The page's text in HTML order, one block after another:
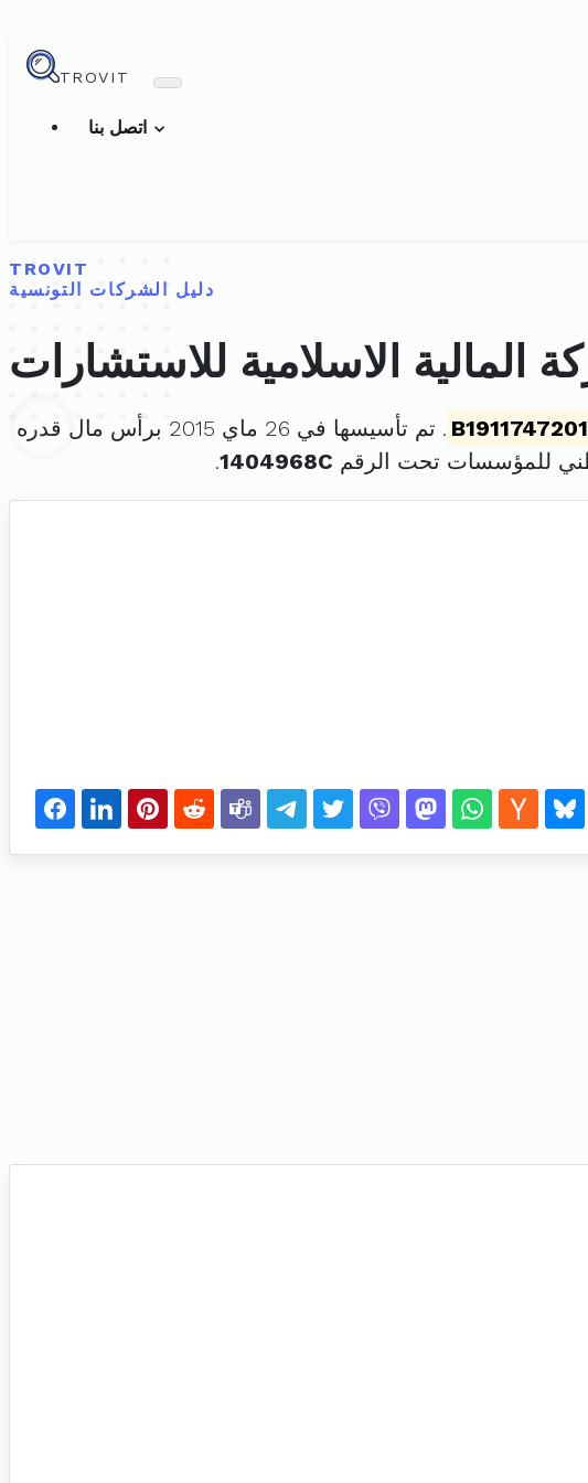
TROVIT
TROVIT
دليل الشركات التونسية
المالية الاسلامية للاستشارات
. تم تأسيسها في 26 ماي 2015 برأس مال قدره
للمؤسسات تحت الرقم 1404968C
.